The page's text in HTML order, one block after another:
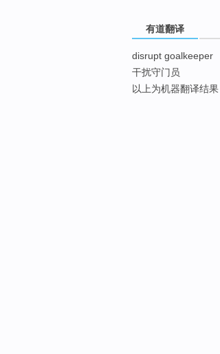
有道翻译
disrupt goalkeeper
干扰守门员
以上为机器翻译结